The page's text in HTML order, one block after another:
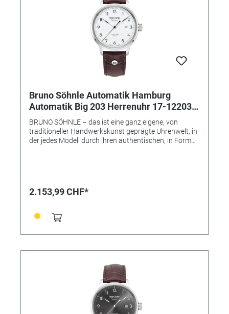
Bruno Söhnle Automatik Hamburg
Automatik Big 203 Herrenuhr 17-12203-
221
BRUNO SÖHNLE – das ist eine ganz eigene, von
traditioneller Handwerkskunst geprägte Uhrenwelt, in
der jedes Modell durch ihren authentischen, in Form
eine eigene Persönlichkeit und das handwerkliche
Atelierkaliber BS175 (Basiswerk Sellita SW200) •
Gehäusematerial: Edelstahl • Gehäusefarbe: silber •
Saphirglas innen entspiegelt • Armband:
braun • Schließe: Faltschließe • Gewicht: 74 g
2.153,99 CHF*